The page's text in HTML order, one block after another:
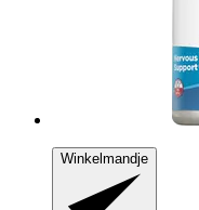
Winkelmandje